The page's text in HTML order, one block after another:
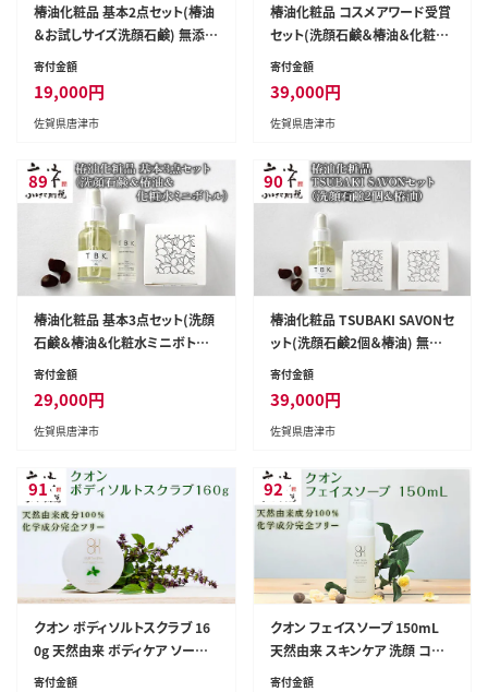
椿油化粧品 基本2点セット(椿油
＆お試しサイズ洗顔石鹸) 無添
加コスメ TBK基礎化粧品
寄付金額
19,000円
佐賀県唐津市
椿油化粧品 コスメアワード受賞
セット(洗顔石鹸＆椿油＆化粧水)
無添加 TBK基礎化粧品
寄付金額
39,000円
佐賀県唐津市
89
椿油化粧品 基本3点セット(洗顔
石鹸＆椿油＆化粧水ミニボトル)
無添加コスメ TBK基礎化粧品
寄付金額
29,000円
佐賀県唐津市
90
椿油化粧品 TSUBAKI SAVONセ
ット(洗顔石鹸2個＆椿油) 無添
加 TBK基礎化粧品
寄付金額
39,000円
佐賀県唐津市
91
クオン ボディソルトスクラブ 16
0g 天然由来 ボディケア ソープ
コスメ 美容 QUON
寄付金額
92
クオン フェイスソープ 150mL
天然由来 スキンケア 洗顔 コス
メ 化粧品 美容 QUON
寄付金額